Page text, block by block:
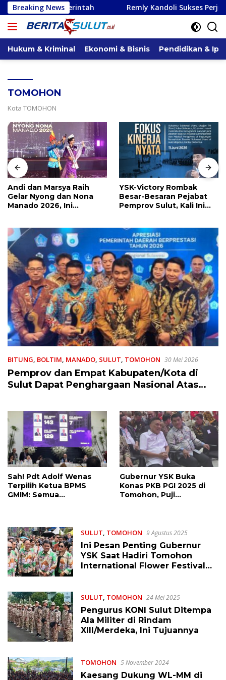
Langsung
ke
konten
Breaking NewsRemly Kandoli Sukses Perjuangkan Perbaikan
Hukum & Kriminal Ekonomi & Bisnis Pendidikan &
TOMOHON
Kota TOMOHON
Andi dan Marsya Raih
Gelar Nyong dan Nona
Manado 2026, Ini
YSK-Victory Rombak
Besar-Besaran Pejabat
Pemprov Sulut, Kali Ini
BITUNG, BOLTIM, MANADO, SULUT, TOMOHON 30 Mei 2026
Pemprov dan Empat Kabupaten/Kota di
Sulut Dapat Penghargaan Nasional Atas
Sah! Pdt Adolf Wenas
Terpilih Ketua BPMS
GMIM: Semua
Gubernur YSK Buka
Konas PKB PGI 2025 di
Tomohon, Puji
SULUT, TOMOHON 9 Agustus 2025
Ini Pesan Penting Gubernur
YSK Saat Hadiri Tomohon
International Flower Festival
SULUT, TOMOHON 24 Mei 2025
Pengurus KONI Sulut Ditempa
Ala Militer di Rindam
XIII/Merdeka, Ini Tujuannya
TOMOHON 5 November 2024
Kaesang Dukung WL-MM di